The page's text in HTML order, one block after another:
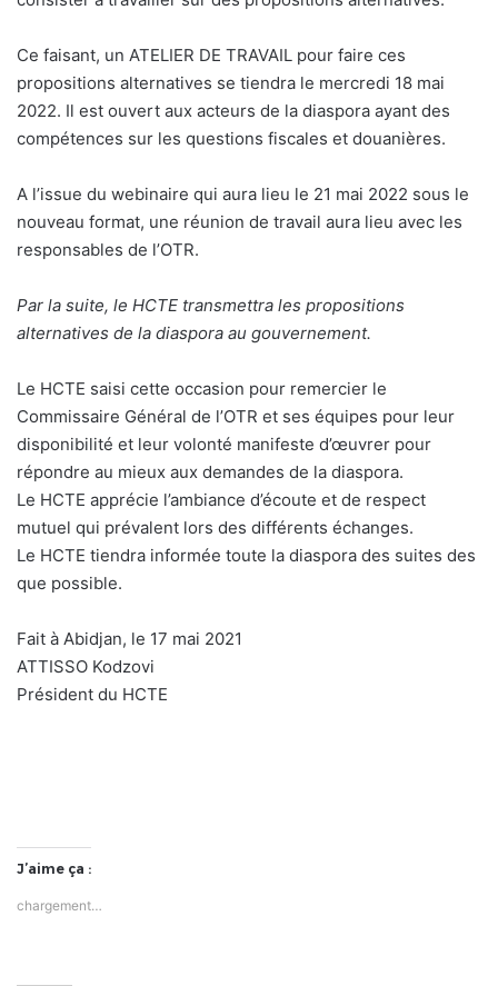
Ce faisant, un ATELIER DE TRAVAIL pour faire ces
propositions alternatives se tiendra le mercredi 18 mai
2022. Il est ouvert aux acteurs de la diaspora ayant des
compétences sur les questions fiscales et douanières.
A l’issue du webinaire qui aura lieu le 21 mai 2022 sous le
nouveau format, une réunion de travail aura lieu avec les
responsables de l’OTR.
Par la suite, le HCTE transmettra les propositions
alternatives de la diaspora au gouvernement.
Le HCTE saisi cette occasion pour remercier le
Commissaire Général de l’OTR et ses équipes pour leur
disponibilité et leur volonté manifeste d’œuvrer pour
répondre au mieux aux demandes de la diaspora.
Le HCTE apprécie l’ambiance d’écoute et de respect
mutuel qui prévalent lors des différents échanges.
Le HCTE tiendra informée toute la diaspora des suites des
que possible.
Fait à Abidjan, le 17 mai 2021
ATTISSO Kodzovi
Président du HCTE
J’aime ça :
chargement…